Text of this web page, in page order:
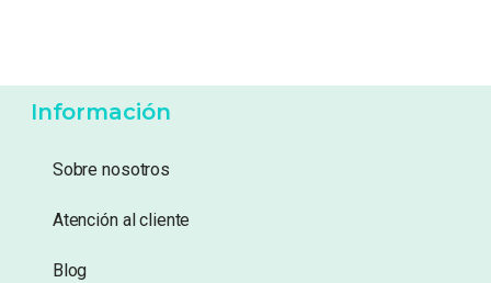
Información
Sobre nosotros
Atención al cliente
Blog